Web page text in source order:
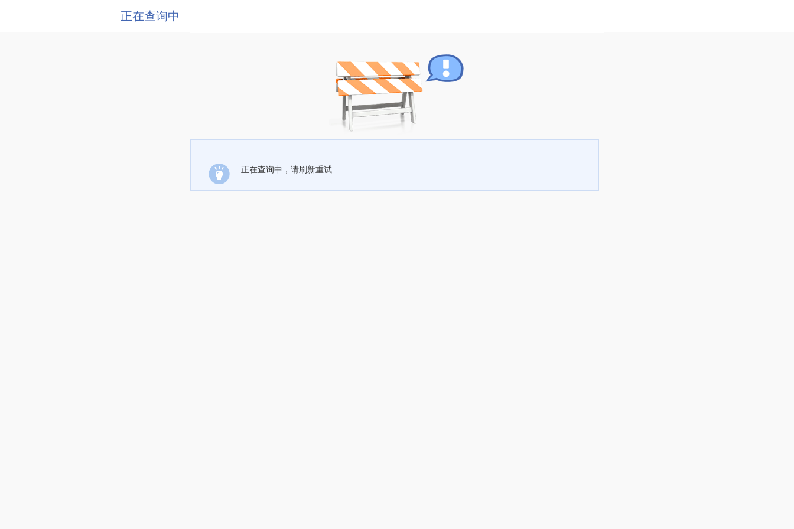
正在查询中
正在查询中，请刷新重试